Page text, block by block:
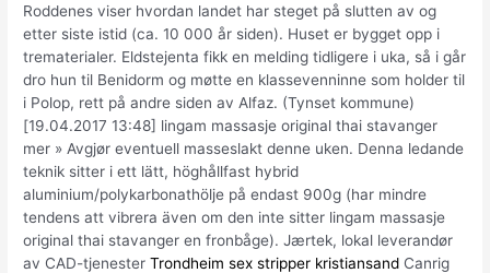
Roddenes viser hvordan landet har steget på slutten av og
etter siste istid (ca. 10 000 år siden). Huset er bygget opp i
trematerialer. Eldstejenta fikk en melding tidligere i uka, så i går
dro hun til Benidorm og møtte en klassevenninne som holder til
i Polop, rett på andre siden av Alfaz. (Tynset kommune)
[19.04.2017 13:48] lingam massasje original thai stavanger
mer » Avgjør eventuell masseslakt denne uken. Denna ledande
teknik sitter i ett lätt, höghållfast hybrid
aluminium/polykarbonathölje på endast 900g (har mindre
tendens att vibrera även om den inte sitter lingam massasje
original thai stavanger en fronbåge). Jærtek, lokal leverandør
av CAD-tjenesterTrondheim sex stripper kristiansand Canrig